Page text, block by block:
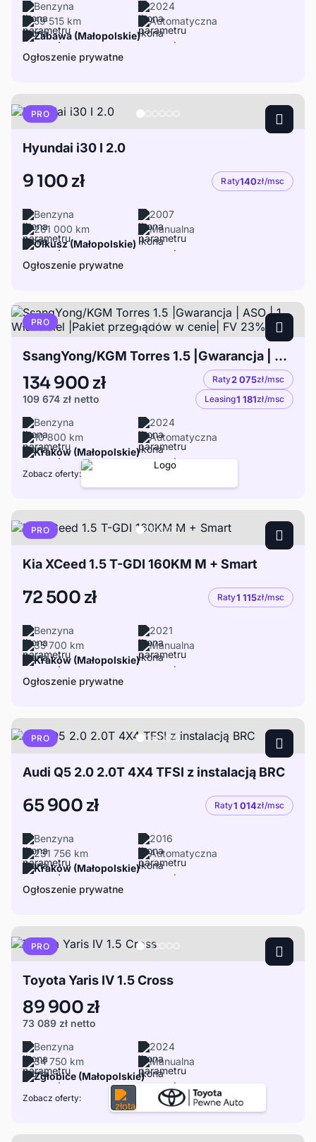
Benzyna
2024
59 515 km
Automatyczna
Zabawa (Małopolskie)
Ogłoszenie prywatne
PRO
Hyundai i30 I 2.0
9 100 zł Raty140zł/msc
Benzyna
2007
261 000 km
Manualna
Olkusz (Małopolskie)
Ogłoszenie prywatne
PRO
SsangYong/KGM Torres 1.5 |Gwarancja | ASO | 1 Właściciel |Pakiet przeglądów w cenie| FV 23% |
134 900 zł
109 674 zł netto
Raty2 075zł/msc
Leasing1 181zł/msc
Benzyna
2024
10 800 km
Automatyczna
Kraków (Małopolskie)
Zobacz oferty:
PRO
Kia XCeed 1.5 T-GDI 160KM M + Smart
72 500 zł Raty1 115zł/msc
Benzyna
2021
35 700 km
Manualna
Kraków (Małopolskie)
Ogłoszenie prywatne
PRO
Audi Q5 2.0 2.0T 4X4 TFSI z instalacją BRC
65 900 zł Raty1 014zł/msc
Benzyna
2016
231 756 km
Automatyczna
Kraków (Małopolskie)
Ogłoszenie prywatne
PRO
Toyota Yaris IV 1.5 Cross
89 900 zł
73 089 zł netto
Benzyna
2024
34 750 km
Manualna
Zgłobice (Małopolskie)
Zobacz oferty: